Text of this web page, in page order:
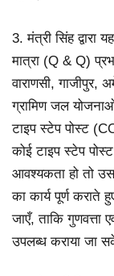
3. मंत्री सिंह द्वारा
मात्रा (Q & Q)
वाराणसी,
ग्रामिण जल
टाइप स्टेप पोस्ट
कोई टाइप स्टेप
आवश्यकता हो तो
का कार्य पूर्ण
जाएँ, ताकि गुणवत्ता
उपलब्ध कराया जा